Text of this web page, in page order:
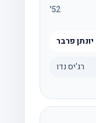
52
'
יונתן פרבר
רג'יס נדו